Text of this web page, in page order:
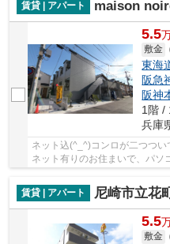
賃貸 | アパート maison
5.5
敷金
東海
阪急
阪神
1階 /
兵庫
ネット込(^_^)コンロが二つつ
ネット有りのお住まいで、パソ
てもバルコニーがあるので、干
賃貸 | アパート
尼崎市立花
5.5
敷金